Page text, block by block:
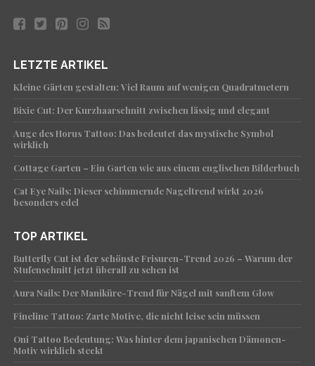
LETZTE ARTIKEL
Kleine Gärten gestalten: Viel Raum auf wenigen Quadratmetern
Bixie Cut: Der Kurzhaarschnitt zwischen lässig und elegant
Auge des Horus Tattoo: Das bedeutet das mystische Symbol
wirklich
Cottage Garten – Ein Garten wie aus einem englischen Bilderbuch
Cat Eye Nails: Dieser schimmernde Nageltrend wirkt 2026
besonders edel
TOP ARTIKEL
Butterfly Cut ist der schönste Frisuren-Trend 2026 – Warum der
Stufenschnitt jetzt überall zu sehen ist
Aura Nails: Der Maniküre-Trend für Nägel mit sanftem Glow
Fineline Tattoo: Zarte Motive, die nicht leise sein müssen
Oni Tattoo Bedeutung: Was hinter dem japanischen Dämonen-
Motiv wirklich steckt